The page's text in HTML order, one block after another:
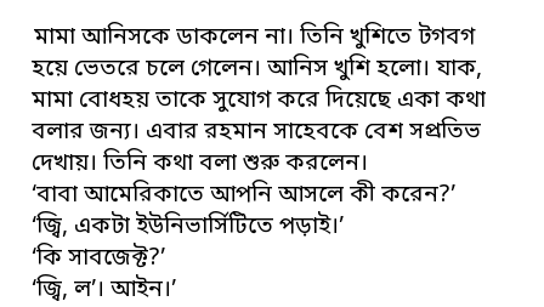
মামা আনিসকে ডাকলেন না। তিনি খুশিতে টগবগ
হয়ে ভেতরে চলে গেলেন। আনিস খুশি হলো। যাক,
মামা বোধহয় তাকে সুযোগ করে দিয়েছে একা কথা
বলার জন্য। এবার রহমান সাহেবকে বেশ সপ্রতিভ
দেখায়। তিনি কথা বলা শুরু করলেন।
‘বাবা আমেরিকাতে আপনি আসলে কী করেন?’
‘জ্বি, একটা ইউনিভার্সিটিতে পড়াই।’
‘কি সাবজেক্ট?’
‘জ্বি, ল’। আইন।’